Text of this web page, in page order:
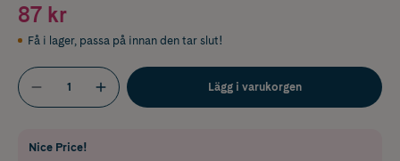
87 kr
Få i lager, passa på innan den tar slut!
Lägg i varukorgen
Nice Price!